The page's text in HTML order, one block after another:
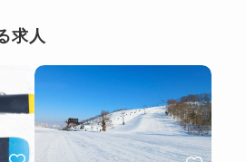
求人